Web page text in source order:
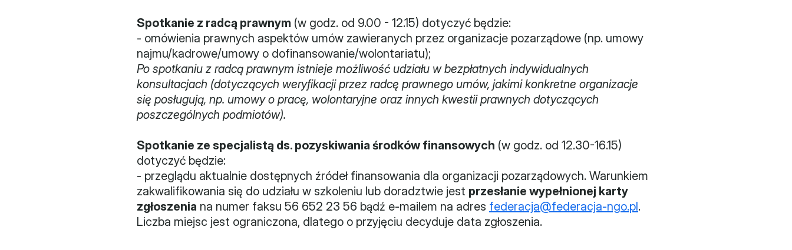
Spotkanie z radcą prawnym (w godz. od 9.00 - 12.15) dotyczyć będzie:
- omówienia prawnych aspektów umów zawieranych przez organizacje pozarządowe (np. umowy
najmu/kadrowe/umowy o dofinansowanie/wolontariatu);
Po spotkaniu z radcą prawnym istnieje możliwość udziału w bezpłatnych indywidualnych
konsultacjach (dotyczących weryfikacji przez radcę prawnego umów, jakimi konkretne organizacje
się posługują, np. umowy o pracę, wolontaryjne oraz innych kwestii prawnych dotyczących
poszczególnych podmiotów).
Spotkanie ze specjalistą ds. pozyskiwania środków finansowych (w godz. od 12.30-16.15)
dotyczyć będzie:
- przeglądu aktualnie dostępnych źródeł finansowania dla organizacji pozarządowych. Warunkiem
zakwalifikowania się do udziału w szkoleniu lub doradztwie jest przesłanie wypełnionej karty
zgłoszenia na numer faksu 56 652 23 56 bądź e-mailem na adres federacja@federacja-ngo.pl.
Liczba miejsc jest ograniczona, dlatego o przyjęciu decyduje data zgłoszenia.